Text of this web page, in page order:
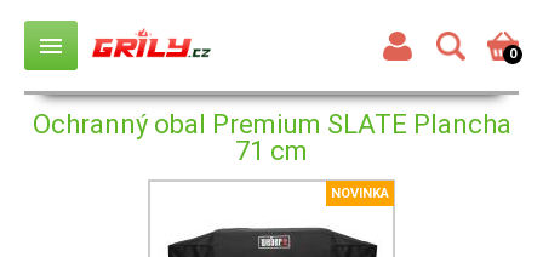
0
menu
Ochranný obal Premium SLATE Plancha
71 cm
NOVINKA